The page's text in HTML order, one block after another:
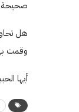
صحيحة
هل
وقمت
أيها